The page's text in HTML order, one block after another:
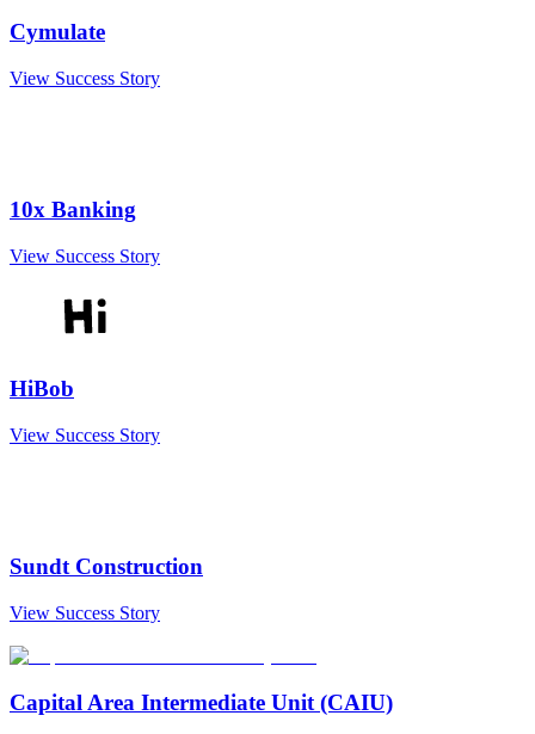
Cymulate
View Success Story
10x Banking
View Success Story
HiBob
View Success Story
Sundt Construction
View Success Story
Capital Area Intermediate Unit (CAIU)